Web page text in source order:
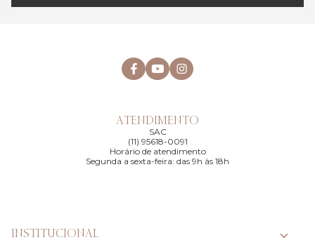
ATENDIMENTO
SAC
(11) 95618-0091
Horário de atendimento
Segunda a sexta-feira: das 9h às 18h
INSTITUCIONAL